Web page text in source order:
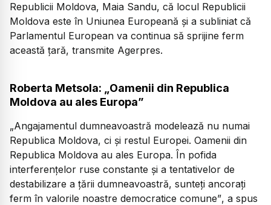
Republicii Moldova, Maia Sandu, că locul Republicii
Moldova este în Uniunea Europeană și a subliniat că
Parlamentul European va continua să sprijine ferm
această țară, transmite Agerpres.
Roberta Metsola: „Oamenii din Republica
Moldova au ales Europa”
„Angajamentul dumneavoastră modelează nu numai
Republica Moldova, ci și restul Europei. Oamenii din
Republica Moldova au ales Europa. În pofida
interferențelor ruse constante și a tentativelor de
destabilizare a țării dumneavoastră, sunteți ancorați
ferm în valorile noastre democratice comune”, a spus